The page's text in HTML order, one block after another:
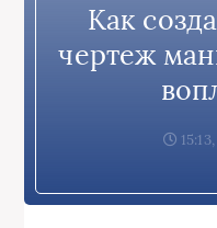
Как
чертеж